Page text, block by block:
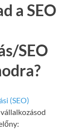
a SEO
SEO
(SEO)